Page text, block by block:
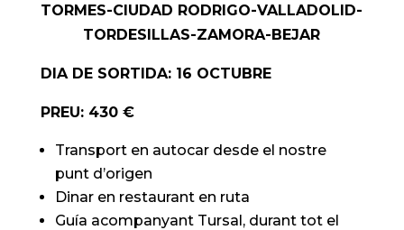
TORMES-CIUDAD RODRIGO-VALLADOLID-
TORDESILLAS-ZAMORA-BEJAR
DIA DE SORTIDA: 16 OCTUBRE
PREU: 430 €
Transport en autocar desde el nostre
punt d’origen
Dinar en restaurant en ruta
Guía acompanyant Tursal, durant tot el